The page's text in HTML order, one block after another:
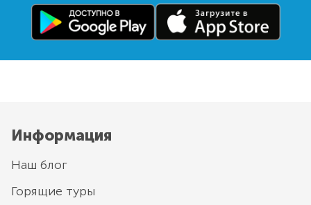
Информация
Наш блог
Горящие туры